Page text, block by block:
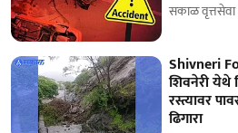
सकाळ वृत्तसेवा
Shivneri
शिवनेरी येथे
रस्त्यावर
ढिगारा